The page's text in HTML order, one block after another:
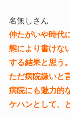
名無しさん
仲たがいや時代
態により書けな
する結果と思う。
ただ病院嫌いと
病院にも魅力的
ケハンとして、